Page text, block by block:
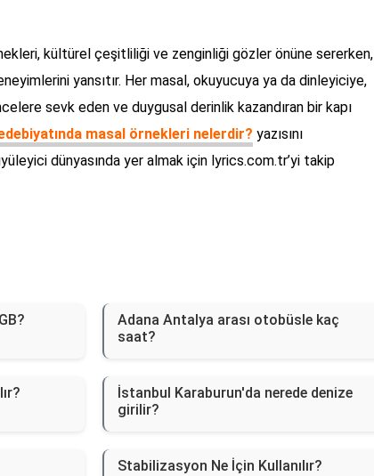
kültürel çeşitliliği ve zenginliği gözler önüne sererken,
yansıtır. Her masal, okuyucuya ya da dinleyiciye,
sevk eden ve duygusal derinlik kazandıran bir kapı
masal örnekleri nelerdir? yazısını
dünyasında yer almak için lyrics.com.tr’yi takip
Adana Antalya arası otobüsle kaç
saat?
İstanbul Karaburun'da nerede denize
girilir?
Stabilizasyon Ne İçin Kullanılır?